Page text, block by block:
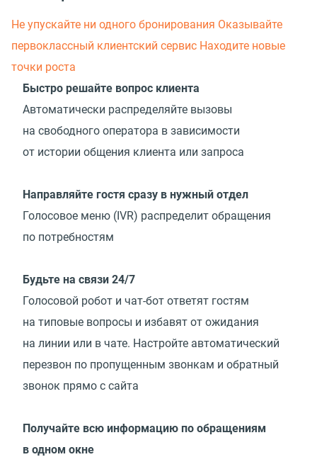
Не упускайте ни одного бронирования Оказывайте
первоклассный клиентский сервис Находите новые
точки роста
Быстро решайте вопрос клиента
Автоматически распределяйте вызовы
на свободного оператора в зависимости
от истории общения клиента или запроса
Направляйте гостя сразу в нужный отдел
Голосовое меню (IVR) распределит обращения
по потребностям
Будьте на связи 24/7
Голосовой робот и чат-бот ответят гостям
на типовые вопросы и избавят от ожидания
на линии или в чате. Настройте автоматический
перезвон по пропущенным звонкам и обратный
звонок прямо с сайта
Получайте всю информацию по обращениям
в одном окне